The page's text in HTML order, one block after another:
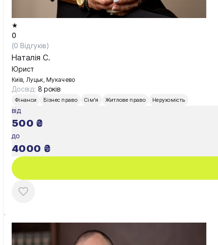
★
0
(0 Відгуків)
Наталія С.
Юрист
Київ, Луцьк, Мукачево
Досвід: 8 років
Фінанси Бізнес право Сім'я Житлове право Нерухомість
від
500 ₴
до
4000 ₴